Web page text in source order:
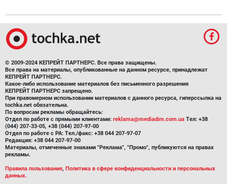
© 2009-2024 КЕПРЕЙТ ПАРТНЕРС. Все права защищены.
Все права на материалы, опубликованные на данном ресурсе, принадлежат
КЕПРЕЙТ ПАРТНЕРС.
Какое-либо использование материалов без письменного разрешения
КЕПРЕЙТ ПАРТНЕРС запрещено.
При правомерном использовании материалов с данного ресурса, гиперссылка на
tochka.net обязательна.
По вопросам рекламы обращайтесь:
Отдел по работе с прямыми клиентами: reklama@mediadim.com.ua Тел: +38
(044) 207-33-05, +38 (044) 207-97-00
Отдел по работе с РА: Тел./факс: +38 044 207-97-07
Редакция: +38 044 207-97-00
Материалы, отмеченные знаками "Реклама", "Промо", публикуются на правах
рекламы.
Правила пользования, Политика в сфере конфиденциальности и персональных
данных.